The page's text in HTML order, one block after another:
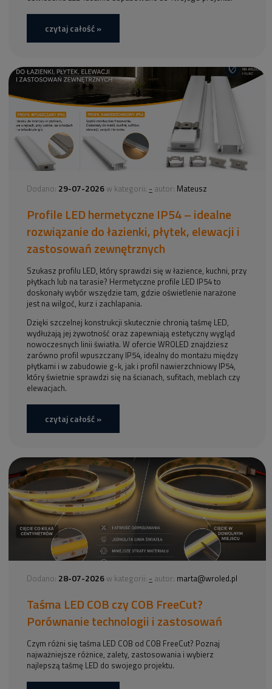
czytaj całość »
Dodano: 29-07-2026 w kategorii: - autor: Mateusz
Profile LED hermetyczne IP54 – idealne
rozwiązanie do łazienki, płytek, elewacji i
zastosowań zewnętrznych
Szukasz profilu LED, który sprawdzi się w łazience, kuchni, przy
płytkach lub na tarasie? Hermetyczne profile LED IP54 to
doskonały wybór wszędzie tam, gdzie oświetlenie narażone
jest na wilgoć, kurz i zachlapania.
Dzięki szczelnej konstrukcji skutecznie chronią taśmę LED,
wydłużają jej żywotność oraz zapewniają estetyczny wygląd
nowoczesnych linii światła. W ofercie WROLED znajdziesz
zarówno profil wpuszczany IP54, idealny do montażu między
płytkami i w zabudowie g-k, jak i profil nawierzchniowy IP54,
który świetnie sprawdzi się na ścianach, sufitach, meblach czy
elewacjach.
czytaj całość »
Dodano: 28-07-2026 w kategorii: - autor: marta@wroled.pl
Taśma LED COB czy COB FreeCut?
Porównanie technologii i zastosowań
Czym różni się taśma LED COB od COB FreeCut? Poznaj
najważniejsze różnice, zalety, zastosowania i wybierz
najlepszą taśmę LED do swojego projektu.